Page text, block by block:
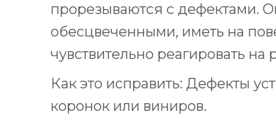
прорезываются с дефектами.
обесцвеченными, иметь на
чувствительно реагировать
Как это исправить: Дефекты
коронок или виниров.